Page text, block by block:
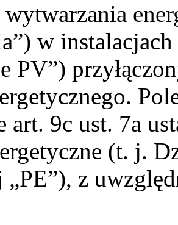
wytwarzania
w
PV”)
art. 9c ust. 7a
(t. j.
„PE”), z